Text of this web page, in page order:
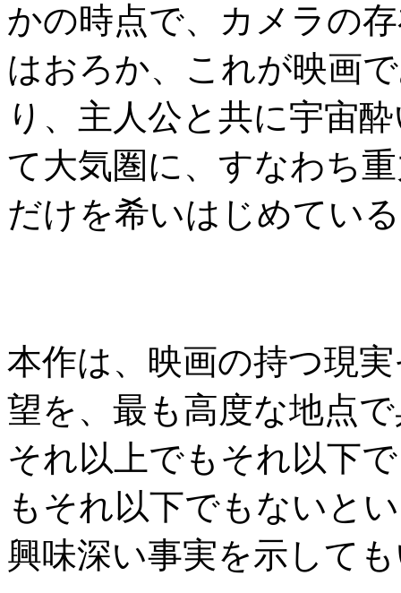
かの時点で、カメラの
はおろか、これが映画
り、主人公と共に宇宙
て大気圏に、すなわち
だけを希いはじめてい
本作は、映画の持つ現
望を、最も高度な地点
それ以上でもそれ以下
もそれ以下でもないと
興味深い事実を示して